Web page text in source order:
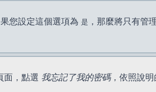
您設定這個選項為 是 ，那麼將只有管
面，點選 我忘記了我的密碼，依照說